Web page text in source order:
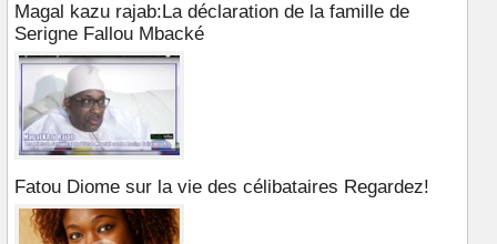
Magal kazu rajab:La déclaration de la famille de
Serigne Fallou Mbacké
Fatou Diome sur la vie des célibataires Regardez!